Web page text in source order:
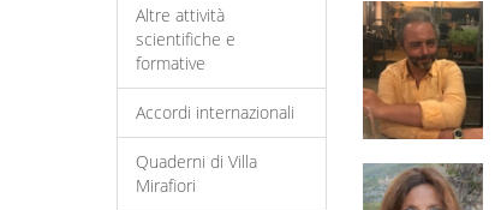
Altre attività
scientifiche e
formative
Accordi internazionali
Quaderni di Villa
Mirafiori